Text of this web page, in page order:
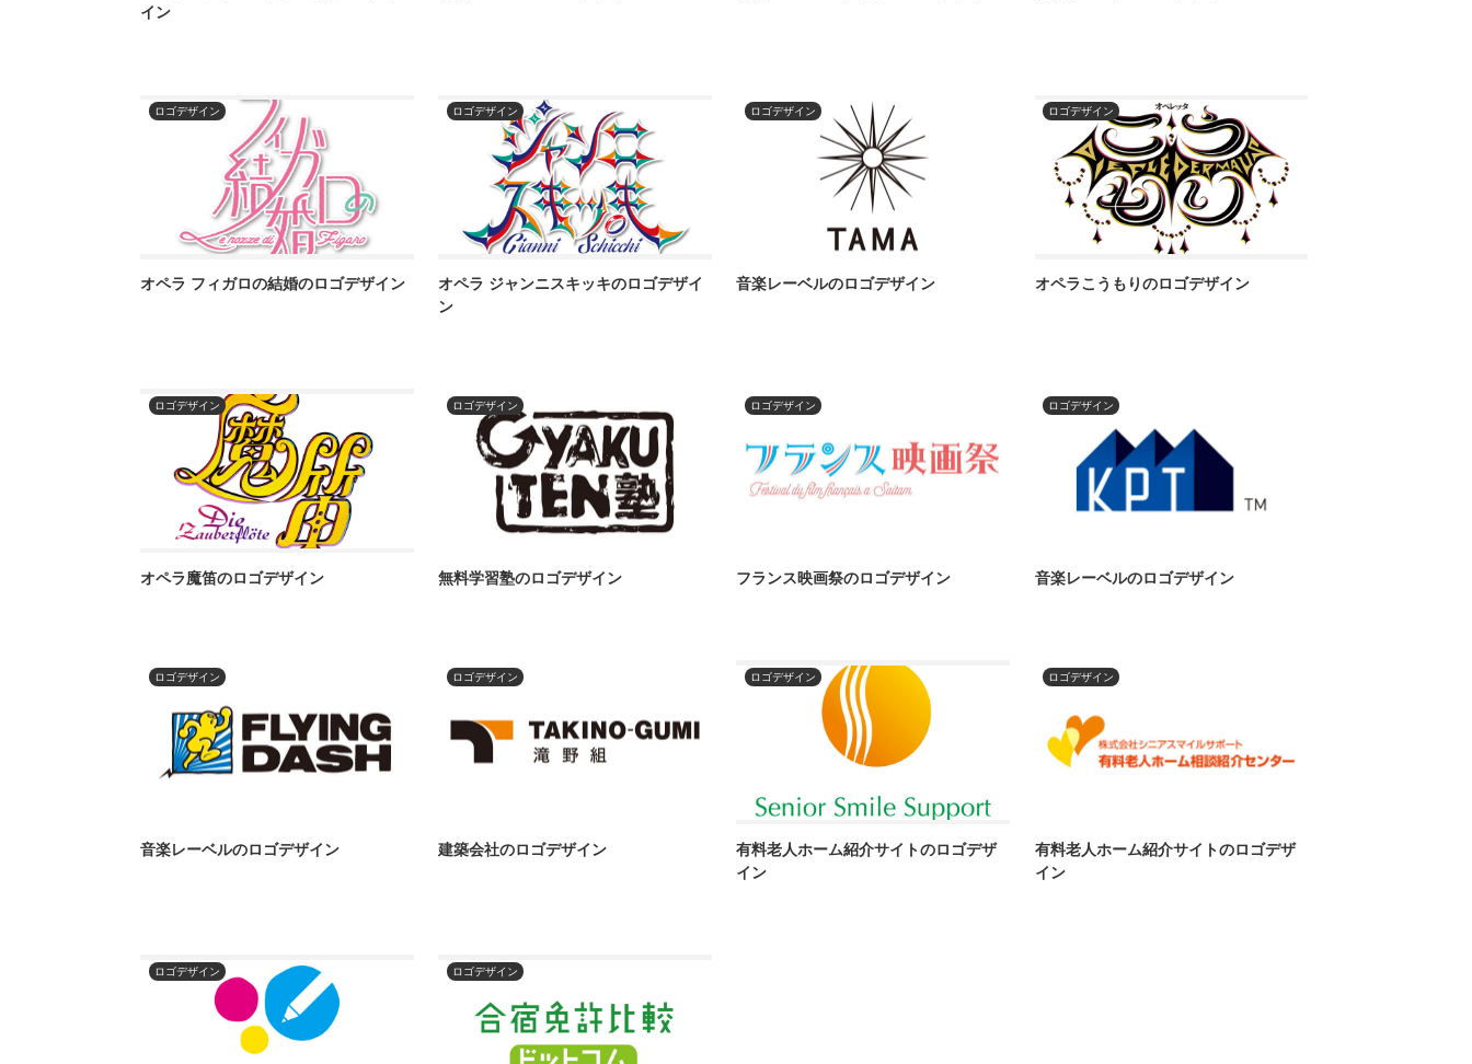
イン
ロゴデザイン
オペラ フィガロの結婚のロゴデザイン
ロゴデザイン
オペラ ジャンニスキッキのロゴデザイ
ン
ロゴデザイン
音楽レーベルのロゴデザイン
ロゴデザイン
オペラこうもりのロゴデザイン
ロゴデザイン
オペラ魔笛のロゴデザイン
ロゴデザイン
無料学習塾のロゴデザイン
ロゴデザイン
フランス映画祭のロゴデザイン
ロゴデザイン
音楽レーベルのロゴデザイン
ロゴデザイン
音楽レーベルのロゴデザイン
ロゴデザイン
建築会社のロゴデザイン
ロゴデザイン
有料老人ホーム紹介サイトのロゴデザ
イン
ロゴデザイン
有料老人ホーム紹介サイトのロゴデザ
イン
ロゴデザイン ロゴデザイン